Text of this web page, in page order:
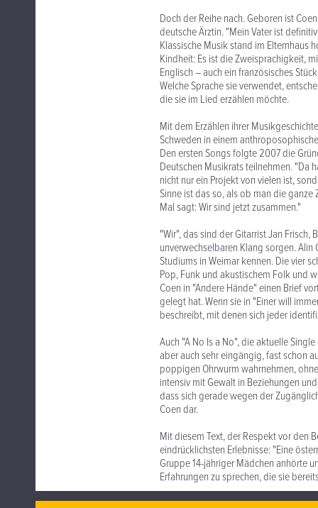
Doch der Reihe nach. Geboren ist
deutsche Ärztin. "Mein Vater ist
Klassische Musik stand im Elternhaus
Kindheit: Es ist die Zweisprachigkeit,
Englisch – auch ein französisches
Welche Sprache sie verwendet,
die sie im Lied erzählen möchte.
Mit dem Erzählen ihrer
Schweden in einem
Den ersten Songs folgte 2007 die
Deutschen Musikrats teilnehmen. "Da
nicht nur ein Projekt von vielen ist,
Sinne ist das so, als ob man die
Mal sagt: Wir sind jetzt zusammen."
"Wir", das sind der Gitarrist Jan
unverwechselbaren Klang sorgen.
Studiums in Weimar kennen. Die vier
Pop, Funk und akustischem Folk und
Coen in "Andere Hände" einen Brief
gelegt hat. Wenn sie in "Einer will
beschreibt, mit denen sich jeder
Auch "A No Is a No", die aktuelle
aber auch sehr eingängig, fast schon
poppigen Ohrwurm wahrnehmen,
intensiv mit Gewalt in Beziehungen
dass sich gerade wegen der
Coen dar.
Mit diesem Text, der Respekt vor den
eindrücklichsten Erlebnisse: "Eine
Gruppe 14-jähriger Mädchen anhörte
Erfahrungen zu sprechen, die sie